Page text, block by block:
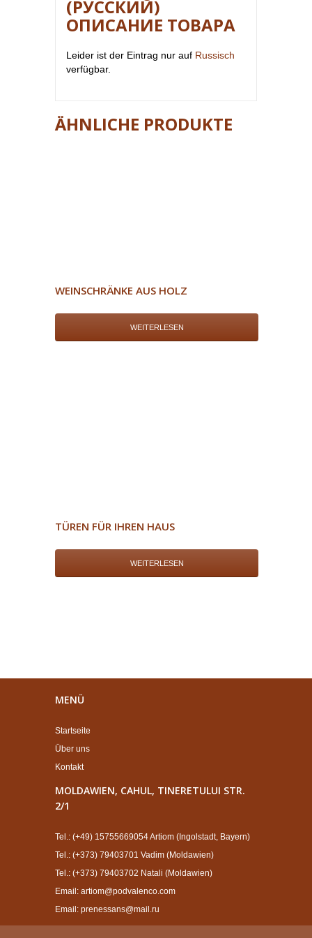
(РУССКИЙ)
ОПИСАНИЕ ТОВАРА
Leider ist der Eintrag nur auf Russisch
verfügbar.
ÄHNLICHE PRODUKTE
WEINSCHRÄNKE AUS HOLZ
WEITERLESEN
TÜREN FÜR IHREN HAUS
WEITERLESEN
MENÜ
Startseite
Über uns
Kontakt
MOLDAWIEN, CAHUL, TINERETULUI STR.
2/1
Tel.: (+49) 15755669054 Artiom (Ingolstadt, Bayern)
Tel.: (+373) 79403701 Vadim (Moldawien)
Tel.: (+373) 79403702 Natali (Moldawien)
Email: artiom@podvalenco.com
Email: prenessans@mail.ru